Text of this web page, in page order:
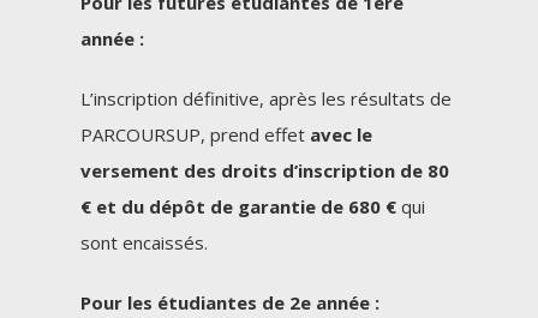
année :
L’inscription définitive, après les résultats de
PARCOURSUP, prend effet avec le
versement des droits d’inscription de 80
€ et du dépôt de garantie de 680 € qui
sont encaissés.
Pour les étudiantes de 2e année :